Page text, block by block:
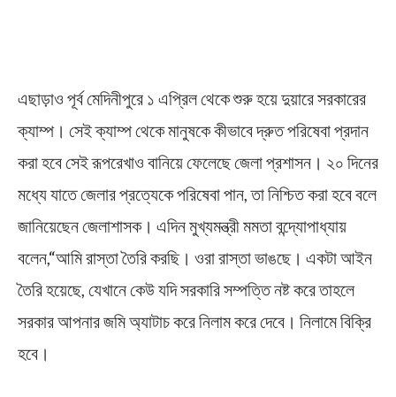
এছাড়াও পূর্ব মেদিনীপুরে ১ এপ্রিল থেকে শুরু হয়ে দুয়ারে সরকারের
ক্যাম্প। সেই ক্যাম্প থেকে মানুষকে কীভাবে দ্রুত পরিষেবা প্রদান
করা হবে সেই রূপরেখাও বানিয়ে ফেলেছে জেলা প্রশাসন। ২০ দিনের
মধ্যে যাতে জেলার প্রত্যেকে পরিষেবা পান, তা নিশ্চিত করা হবে বলে
জানিয়েছেন জেলাশাসক। এদিন মুখ্যমন্ত্রী মমতা বন্দ্যোপাধ্যায়
বলেন,“আমি রাস্তা তৈরি করছি। ওরা রাস্তা ভাঙছে। একটা আইন
তৈরি হয়েছে, যেখানে কেউ যদি সরকারি সম্পত্তি নষ্ট করে তাহলে
সরকার আপনার জমি অ্যাটাচ করে নিলাম করে দেবে। নিলামে বিক্রি
হবে।